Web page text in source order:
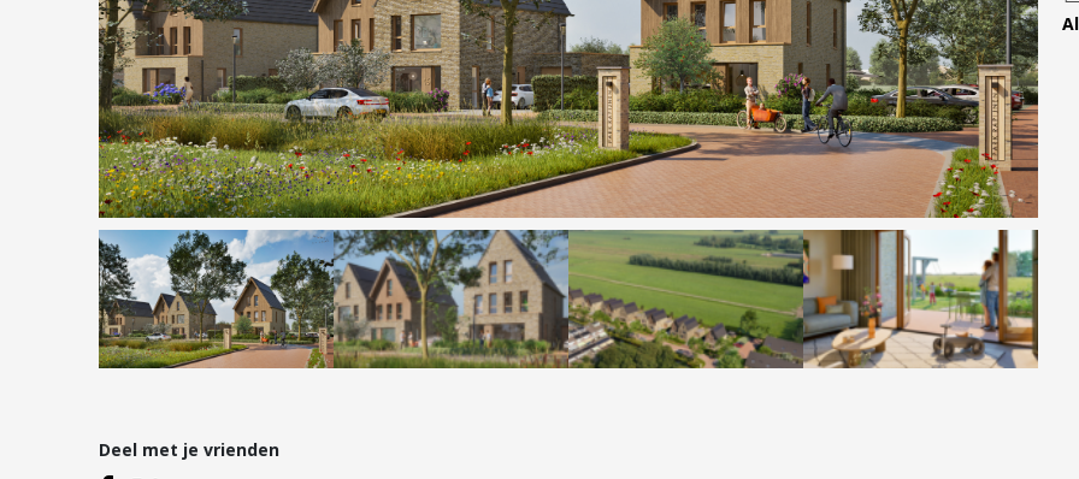
Hypotheken
Hypotheekadvies
Hypotheek oversluiten
Hypotheek verhogen
Starterslening
Financiële check
Banken
Duurzame hypotheek
Reviews Contact
Vestigingen
Deel met je vrienden